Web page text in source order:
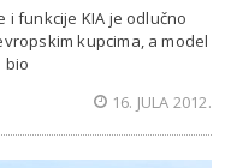
i funkcije KIA je odlučno
kupcima, a model
bio
16. JULA 2012.